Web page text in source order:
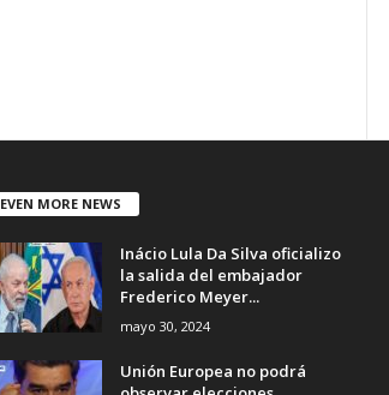
EVEN MORE NEWS
Inácio Lula Da Silva oficializo
la salida del embajador
Frederico Meyer...
mayo 30, 2024
Unión Europea no podrá